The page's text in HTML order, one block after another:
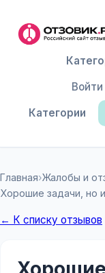
Категории
Войти
Главная›Жалобы и
Хорошие задачи, но
← К списку отзывов